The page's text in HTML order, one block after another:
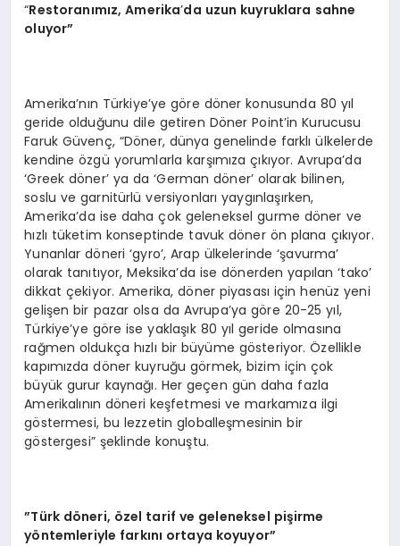
“Restoranımız, Amerika’da uzun kuyruklara sahne
oluyor”
Amerika’nın Türkiye’ye göre döner konusunda 80 yıl
geride olduğunu dile getiren Döner Point’in Kurucusu
Faruk Güvenç, “Döner, dünya genelinde farklı ülkelerde
kendine özgü yorumlarla karşımıza çıkıyor. Avrupa’da
‘Greek döner’ ya da ‘German döner’ olarak bilinen,
soslu ve garnitürlü versiyonları yaygınlaşırken,
Amerika’da ise daha çok geleneksel gurme döner ve
hızlı tüketim konseptinde tavuk döner ön plana çıkıyor.
Yunanlar döneri ‘gyro’, Arap ülkelerinde ‘şavurma’
olarak tanıtıyor, Meksika’da ise dönerden yapılan ‘tako’
dikkat çekiyor. Amerika, döner piyasası için henüz yeni
gelişen bir pazar olsa da Avrupa’ya göre 20-25 yıl,
Türkiye’ye göre ise yaklaşık 80 yıl geride olmasına
rağmen oldukça hızlı bir büyüme gösteriyor. Özellikle
kapımızda döner kuyruğu görmek, bizim için çok
büyük gurur kaynağı. Her geçen gün daha fazla
Amerikalının döneri keşfetmesi ve markamıza ilgi
göstermesi, bu lezzetin globalleşmesinin bir
göstergesi” şeklinde konuştu.
”Türk döneri, özel tarif ve geleneksel pişirme
yöntemleriyle farkını ortaya koyuyor”